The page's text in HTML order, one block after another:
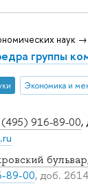
916-89-00,
89-00, доб.
наук
группы
Экономика и